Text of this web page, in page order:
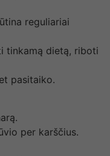
reguliariai
tinkamą dietą, riboti
pasitaiko.
per karščius.